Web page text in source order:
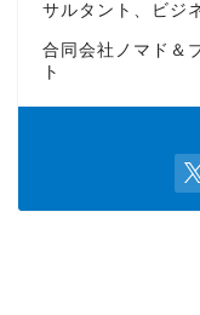
サルタント、ビジ
合同会社ノマド＆
ト